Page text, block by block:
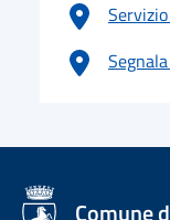
logo Unione Europea
Comune